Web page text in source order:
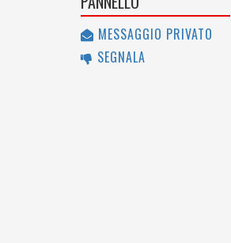
MESSAGGIO PRIVATO
SEGNALA